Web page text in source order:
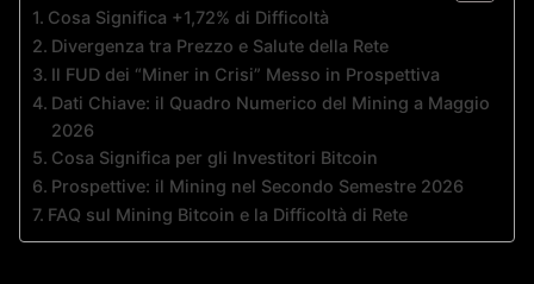
Cosa Significa +1,72% di Difficoltà
Divergenza tra Prezzo e Salute della Rete
Il FUD dei “Miner in Crisi” Messo in Prospettiva
Dati Chiave: il Quadro Numerico del Mining a Maggio
2026
Cosa Significa per gli Investitori Bitcoin
Prospettive: il Mining nel Secondo Semestre 2026
FAQ sul Mining Bitcoin e la Difficoltà di Rete